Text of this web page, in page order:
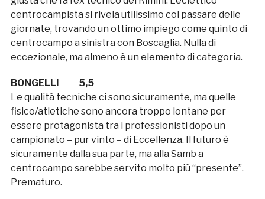
centrocampista si rivela utilissimo col passare delle
giornate, trovando un ottimo impiego come quinto di
centrocampo a sinistra con Boscaglia. Nulla di
eccezionale, ma almeno è un elemento di categoria.
BONGELLI 5,5
Le qualità tecniche ci sono sicuramente, ma quelle
fisico/atletiche sono ancora troppo lontane per
essere protagonista tra i professionisti dopo un
campionato – pur vinto – di Eccellenza. Il futuro è
sicuramente dalla sua parte, ma alla Samb a
centrocampo sarebbe servito molto più “presente”.
Prematuro.